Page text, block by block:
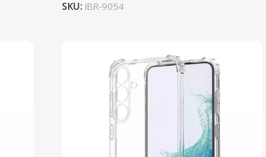
SKU: IBR-9054